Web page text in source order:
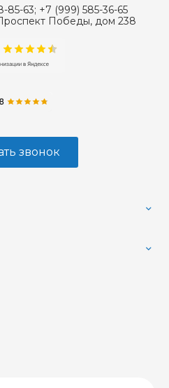
85-63; +7 (999) 585-36-65
Победы, дом 238
звонок